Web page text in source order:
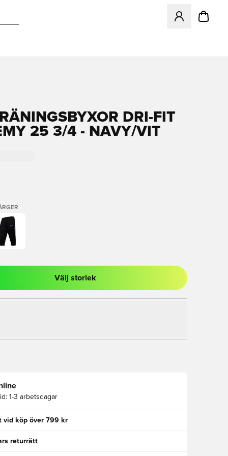
Öppnar en
DRI-FIT
25 3/4 - NAVY/VIT
för att logga in eller registrera dig som medlem
Välj storlek
1-3 arbetsdagar
vid köp över 799 kr
returrätt